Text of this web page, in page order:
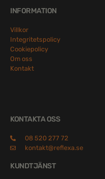
INFORMATION
Villkor
Integritetspolicy
Cookiepolicy
Om oss
Kontakt
KONTAKTA OSS
08 520 277 72
kontakt@reflexa.se
KUNDTJÄNST